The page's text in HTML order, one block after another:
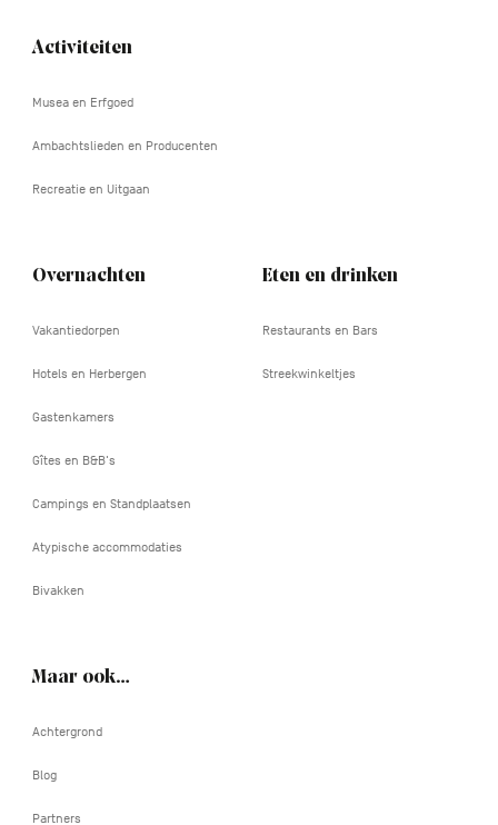
Navigation
Activiteiten
Musea en Erfgoed
Ambachtslieden en Producenten
Recreatie en Uitgaan
Overnachten
Vakantiedorpen
Hotels en Herbergen
Gastenkamers
Gîtes en B&B's
Campings en Standplaatsen
Atypische accommodaties
Bivakken
Eten en drinken
Restaurants en Bars
Streekwinkeltjes
Maar ook…
Achtergrond
Blog
Partners